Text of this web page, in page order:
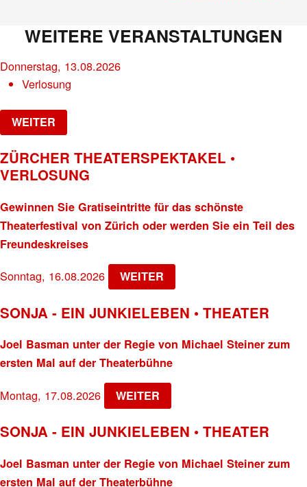
WEITERE VERANSTALTUNGEN
Donnerstag, 13.08.2026
Verlosung
WEITER
ZÜRCHER THEATERSPEKTAKEL •
VERLOSUNG
Gewinnen Sie Gratiseintritte für das schönste
Theaterfestival von Zürich oder werden Sie ein Teil des
Freundeskreises
Sonntag, 16.08.2026 WEITER
SONJA - EIN JUNKIELEBEN • THEATER
Joel Basman unter der Regie von Michael Steiner zum
ersten Mal auf der Theaterbühne
Montag, 17.08.2026 WEITER
SONJA - EIN JUNKIELEBEN • THEATER
Joel Basman unter der Regie von Michael Steiner zum
ersten Mal auf der Theaterbühne